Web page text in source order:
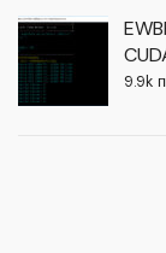
9.9k